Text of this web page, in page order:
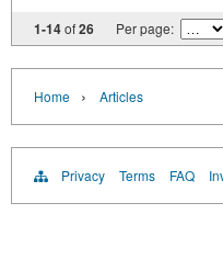
1-14of26 Per page:
Home › Articles
Privacy Terms FAQ